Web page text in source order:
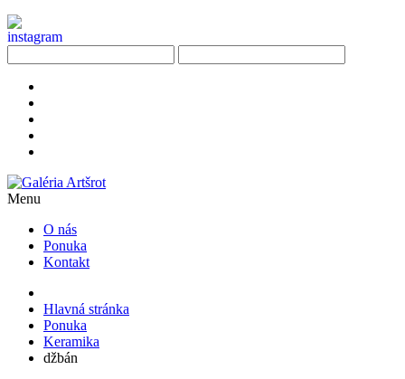
Menu
O nás
Ponuka
Kontakt
Hlavná stránka
Ponuka
Keramika
džbán